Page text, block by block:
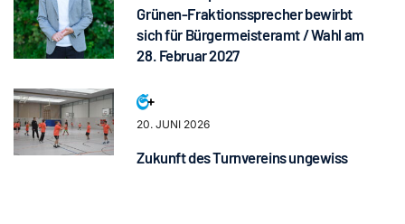
Grünen-Fraktionssprecher bewirbt
sich für Bürgermeisteramt / Wahl am
28. Februar 2027
20. JUNI 2026
Zukunft des Turnvereins ungewiss